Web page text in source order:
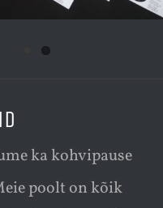
ka kohvipause
poolt on kõik